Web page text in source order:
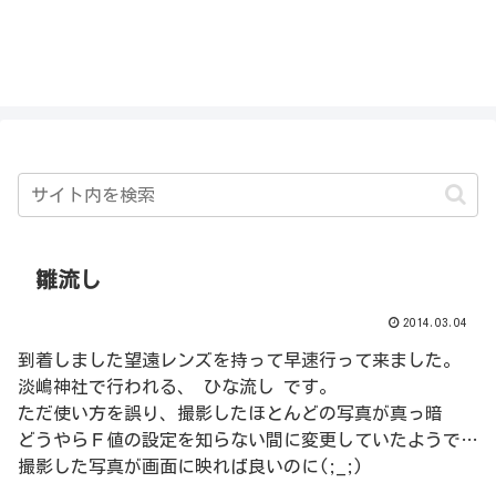
雛流し
2014.03.04
到着しました望遠レンズを持って早速行って来ました。
淡嶋神社で行われる、 ひな流し です。
ただ使い方を誤り、撮影したほとんどの写真が真っ暗
どうやらＦ値の設定を知らない間に変更していたようで…
撮影した写真が画面に映れば良いのに(;_;)